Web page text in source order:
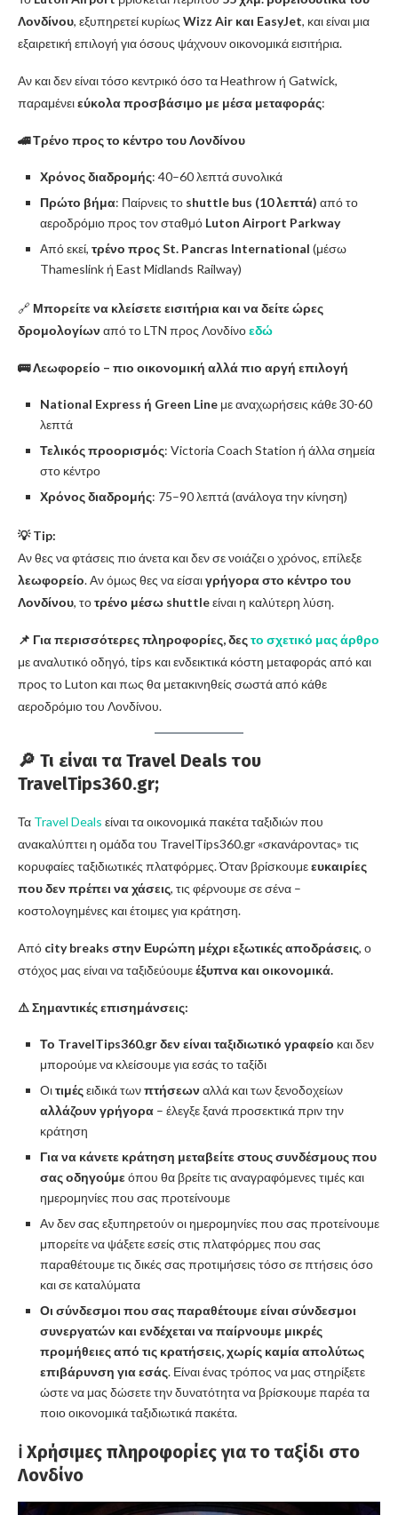
Λονδίνου, εξυπηρετεί κυρίως Wizz Air και EasyJet, και είναι μια
εξαιρετική επιλογή για όσους ψάχνουν οικονομικά εισιτήρια.
Αν και δεν είναι τόσο κεντρικό όσο τα Heathrow ή Gatwick,
παραμένειεύκολα προσβάσιμο με μέσα μεταφοράς:
🚄 Τρένο προς το κέντρο του Λονδίνου
Χρόνος διαδρομής: 40–60 λεπτά συνολικά
Πρώτο βήμα: Παίρνεις το shuttle bus (10 λεπτά) από το
αεροδρόμιο προς τον σταθμό Luton Airport Parkway
Από εκεί, τρένο προς St. Pancras International (μέσω
Thameslink ή East Midlands Railway)
🔗 Μπορείτε να κλείσετε εισιτήρια και να δείτε ώρες
δρομολογίωναπό το LTN προς Λονδίνοεδώ
🚌 Λεωφορείο – πιο οικονομική αλλά πιο αργή επιλογή
National Express ή Green Line με αναχωρήσεις κάθε 30-60
λεπτά
Τελικός προορισμός: Victoria Coach Station ή άλλα σημεία
στο κέντρο
Χρόνος διαδρομής: 75–90 λεπτά (ανάλογα την κίνηση)
💡 Tip:
Αν θες να φτάσεις πιο άνετα και δεν σε νοιάζει ο χρόνος, επίλεξε
λεωφορείο. Αν όμως θες να είσαιγρήγορα στο κέντρο του
Λονδίνου, τοτρένο μέσω shuttleείναι η καλύτερη λύση.
📌 Για περισσότερες πληροφορίες, δεςτο σχετικό μας άρθρο
με αναλυτικό οδηγό, tips και ενδεικτικά κόστη μεταφοράς από και
προς το Luton και πως θα μετακινηθείς σωστά από κάθε
αεροδρόμιο του Λονδίνου.
🔎 Τι είναι τα Travel Deals του
TravelTips360.gr;
Τα Travel Deals είναι τα οικονομικά πακέτα ταξιδιών που
ανακαλύπτει η ομάδα του TravelTips360.gr «σκανάροντας» τις
κορυφαίες ταξιδιωτικές πλατφόρμες. Όταν βρίσκουμεευκαιρίες
που δεν πρέπει να χάσεις, τις φέρνουμε σε σένα –
κοστολογημένες και έτοιμες για κράτηση.
Από city breaks στην Ευρώπη μέχρι εξωτικές αποδράσεις, ο
στόχος μας είναι να ταξιδεύουμεέξυπνα και οικονομικά.
⚠️ Σημαντικές επισημάνσεις:
Το TravelTips360.gr δεν είναι ταξιδιωτικό γραφείο και δεν
μπορούμε να κλείσουμε για εσάς το ταξίδι
Οιτιμέςειδικά τωνπτήσεωναλλά και των ξενοδοχείων
αλλάζουν γρήγορα – έλεγξε ξανά προσεκτικά πριν την
κράτηση
Για να κάνετε κράτηση μεταβείτε στους συνδέσμους που
σας οδηγούμεόπου θα βρείτε τις αναγραφόμενες τιμές και
ημερομηνίες που σας προτείνουμε
Αν δεν σας εξυπηρετούν οι ημερομηνίες που σας προτείνουμε
μπορείτε να ψάξετε εσείς στις πλατφόρμες που σας
παραθέτουμε τις δικές σας προτιμήσεις τόσο σε πτήσεις όσο
και σε καταλύματα
Οι σύνδεσμοι που σας παραθέτουμε είναι σύνδεσμοι
συνεργατών και ενδέχεται να παίρνουμε μικρές
προμήθειες από τις κρατήσεις, χωρίς καμία απολύτως
επιβάρυνση για εσάς. Είναι ένας τρόπος να μας στηρίξετε
ώστε να μας δώσετε την δυνατότητα να βρίσκουμε παρέα τα
ποιο οικονομικά ταξιδιωτικά πακέτα.
ℹ️ Χρήσιμες πληροφορίες για το ταξίδι στο
Λονδίνο